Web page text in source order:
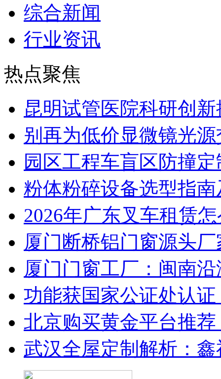
综合新闻
行业资讯
热点聚焦
昆明试管医院科研创
别再为低价显微镜光
园区工程车盲区防撞
粉体粉碎设备选型指
2026年广东叉车租赁
厦门断桥铝门窗源头
厦门门窗工厂：闽南
功能获国家公证处认
北京购买黄金平台推
武汉全屋定制解析：